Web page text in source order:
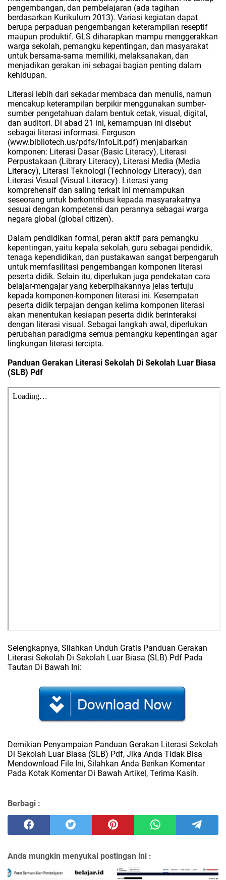
pengembangan, dan pembelajaran (ada tagihan
berdasarkan Kurikulum 2013). Variasi kegiatan dapat
berupa perpaduan pengembangan keterampilan reseptif
maupun produktif. GLS diharapkan mampu menggerakkan
warga sekolah, pemangku kepentingan, dan masyarakat
untuk bersama-sama memiliki, melaksanakan, dan
menjadikan gerakan ini sebagai bagian penting dalam
kehidupan.
Literasi lebih dari sekadar membaca dan menulis, namun
mencakup keterampilan berpikir menggunakan sumber-
sumber pengetahuan dalam bentuk cetak, visual, digital,
dan auditori. Di abad 21 ini, kemampuan ini disebut
sebagai literasi informasi. Ferguson
(www.bibliotech.us/pdfs/InfoLit.pdf) menjabarkan
komponen: Literasi Dasar (Basic Literacy), Literasi
Perpustakaan (Library Literacy), Literasi Media (Media
Literacy), Literasi Teknologi (Technology Literacy), dan
Literasi Visual (Visual Literacy). Literasi yang
komprehensif dan saling terkait ini memampukan
seseorang untuk berkontribusi kepada masyarakatnya
sesuai dengan kompetensi dan perannya sebagai warga
negara global (global citizen).
Dalam pendidikan formal, peran aktif para pemangku
kepentingan, yaitu kepala sekolah, guru sebagai pendidik,
tenaga kependidikan, dan pustakawan sangat berpengaruh
untuk memfasilitasi pengembangan komponen literasi
peserta didik. Selain itu, diperlukan juga pendekatan cara
belajar-mengajar yang keberpihakannya jelas tertuju
kepada komponen-komponen literasi ini. Kesempatan
peserta didik terpajan dengan kelima komponen literasi
akan menentukan kesiapan peserta didik berinteraksi
dengan literasi visual. Sebagai langkah awal, diperlukan
perubahan paradigma semua pemangku kepentingan agar
lingkungan literasi tercipta.
Panduan Gerakan Literasi Sekolah Di Sekolah Luar Biasa
(SLB) Pdf
Selengkapnya, Silahkan Unduh Gratis Panduan Gerakan
Literasi Sekolah Di Sekolah Luar Biasa (SLB) Pdf Pada
Tautan Di Bawah Ini:
Demikian Penyampaian Panduan Gerakan Literasi Sekolah
Di Sekolah Luar Biasa (SLB) Pdf, Jika Anda Tidak Bisa
Mendownload File Ini, Silahkan Anda Berikan Komentar
Pada Kotak Komentar Di Bawah Artikel, Terima Kasih.
Berbagi :
Anda mungkin menyukai postingan ini :